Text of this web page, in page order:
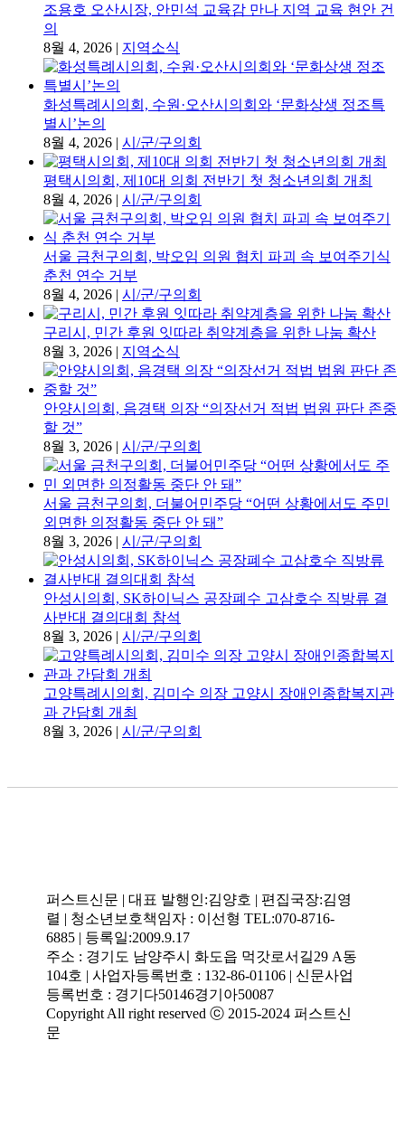
의
8월 4, 2026
화성특례시의회, 수원·오산시의회와 ‘문화상생 정조특
별시’논의
8월 4, 2026
평택시의회, 제10대 의회 전반기 첫 청소년의회 개최
8월 4, 2026 | 시/군/구의회
서울 금천구의회, 박오임 의원 협치 파괴 속 보여주기식
춘천 연수 거부
8월 4, 2026| 시/군/구의회
구리시, 민간 후원 잇따라 취약계층을 위한 나눔 확산
8월 3, 2026|지역소식
안양시의회, 음경택 의장 “의장선거 적법 법원 판단 존중
할 것”
8월 3, 2026
서울 금천구의회, 더불어민주당 “어떤 상황에서도 주민
외면한 의정활동 중단 안 돼”
8월 3, 2026|시/군/구의회
안성시의회, SK하이닉스 공장폐수 고삼호수 직방류 결
사반대 결의대회 참석
8월 3, 2026|시/군/구의회
고양특례시의회, 김미수 의장 고양시 장애인종합복지관
과 간담회 개최
8월 3, 2026| 시/군/구의회
렬 | 청소년보호책임자 : 이선형 TEL:070-8716-
6885 | 등록일:2009.9.17
주소 : 경기도 남양주시 화도읍 먹갓로서길29 A동
104호 | 사업자등록번호 : 132-86-01106 | 신문사업
등록번호 : 경기다50146경기아50087
Copyright All right reserved ⓒ 2015-2024 퍼스트신
문